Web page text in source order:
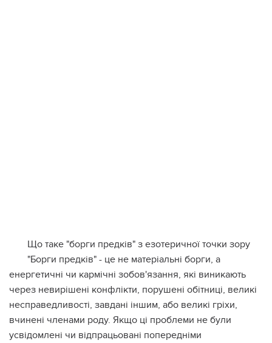
Що таке "борги предків" з езотеричної точки зору
"Борги предків" - це не матеріальні борги, а
енергетичні чи кармічні зобов'язання, які виникають
через невирішені конфлікти, порушені обітниці, великі
несправедливості, завдані іншим, або великі гріхи,
вчинені членами роду. Якщо ці проблеми не були
усвідомлені чи відпрацьовані попередніми